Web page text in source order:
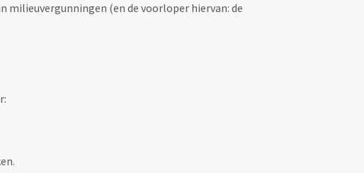
milieuvergunningen (en de voorloper hiervan: de